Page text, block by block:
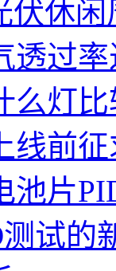
伏休
透过
么灯
线前
池片
试的